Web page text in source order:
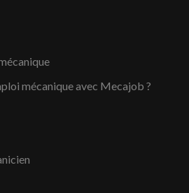
mécanique avec Mecajob ?